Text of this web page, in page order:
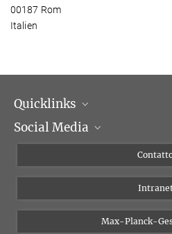
00187 Rom
Italien
Quicklinks
Dipartimenti di ricerca
Social Media
Bluesky
Max-Planck-